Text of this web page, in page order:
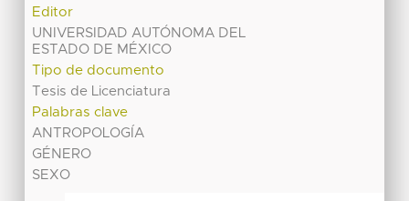
Editor
UNIVERSIDAD AUTÓNOMA DEL
ESTADO DE MÉXICO
Tipo de documento
Tesis de Licenciatura
Palabras clave
ANTROPOLOGÍA
GÉNERO
SEXO